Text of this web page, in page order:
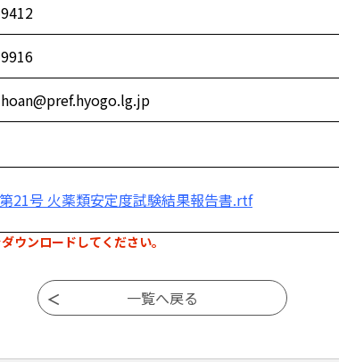
21号 火薬類安定度試験結果報告書.rtf
ウンロードしてください。